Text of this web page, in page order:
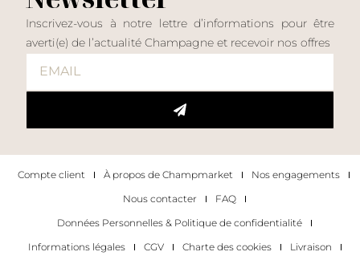
Inscrivez-vous à notre lettre d’informations pour être
averti(e) de l’actualité Champagne et recevoir nos offres
Compte client À propos de Champmarket
Nos engagements
Nous contacter
FAQ
Données Personnelles & Politique de confidentialité
Informations légales
CGV Charte des cookies Livraison